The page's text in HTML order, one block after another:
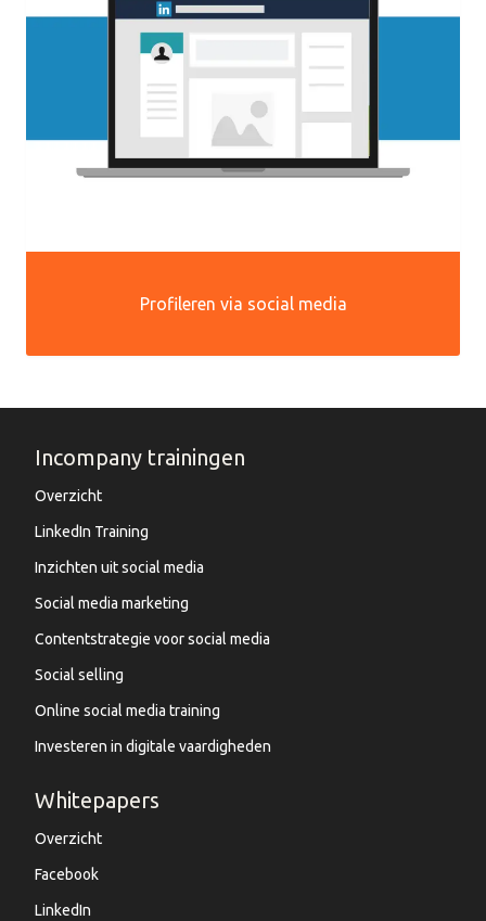
Profileren via social media
Incompany trainingen
Overzicht
LinkedIn Training
Inzichten uit social media
Social media marketing
Contentstrategie voor social media
Social selling
Online social media training
Investeren in digitale vaardigheden
Whitepapers
Overzicht
Facebook
LinkedIn